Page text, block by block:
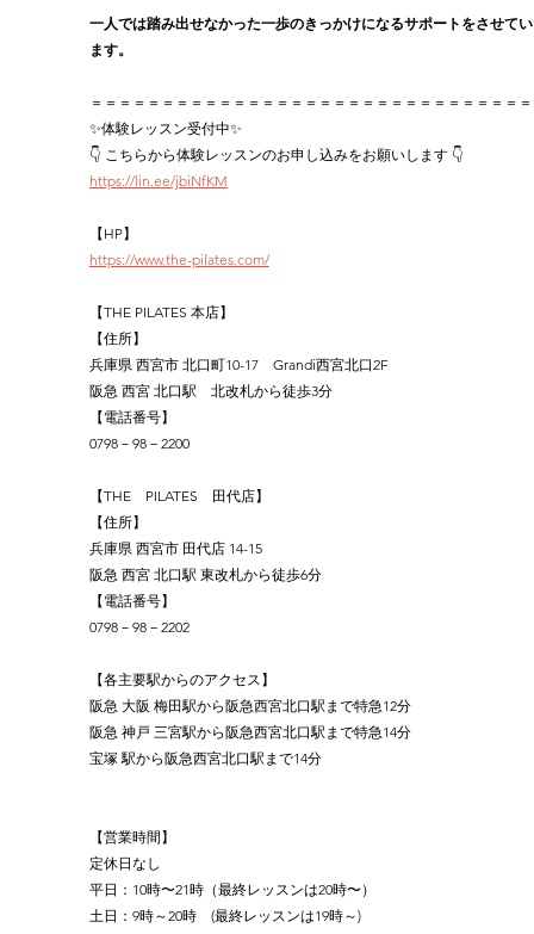
一人では踏み出せなかった一歩のきっかけになるサポートをさせて
ます。
＝＝＝＝＝＝＝＝＝＝＝＝＝＝＝＝＝＝＝＝＝＝＝＝＝＝＝＝＝＝
✨体験レッスン受付中✨
👇 こちらから体験レッスンのお申し込みをお願いします 👇
https://lin.ee/jbiNfKM
【HP】
https://www.the-pilates.com/
【THE PILATES 本店】
【住所】
兵庫県 西宮市 北口町10-17　Grandi西宮北口2F
阪急 西宮 北口駅　北改札から徒歩3分
【電話番号】
0798－98－2200
【THE　PILATES　田代店】
【住所】
兵庫県 西宮市 田代店 14-15
阪急 西宮 北口駅 東改札から徒歩6分
【電話番号】
0798－98－2202
【各主要駅からのアクセス】
阪急 大阪 梅田駅から阪急西宮北口駅まで特急12分
阪急 神戸 三宮駅から阪急西宮北口駅まで特急14分
宝塚 駅から阪急西宮北口駅まで14分
【営業時間】
定休日なし
平日：10時〜21時（最終レッスンは20時〜）
土日：9時～20時　(最終レッスンは19時～)